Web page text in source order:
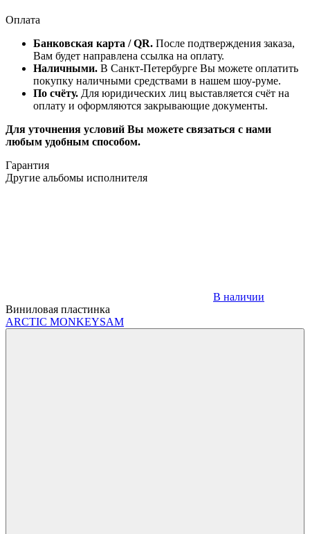
Оплата
Банковская карта / QR. После подтверждения заказа,
Вам будет направлена ссылка на оплату.
Наличными. В Санкт-Петербурге Вы можете оплатить
покупку наличными средствами в нашем шоу-руме.
По счёту. Для юридических лиц выставляется счёт на
оплату и оформляются закрывающие документы.
Для уточнения условий Вы можете связаться с нами
любым удобным способом.
Гарантия
Другие альбомы исполнителя
В наличии
Виниловая пластинка
ARCTIC MONKEYSAM